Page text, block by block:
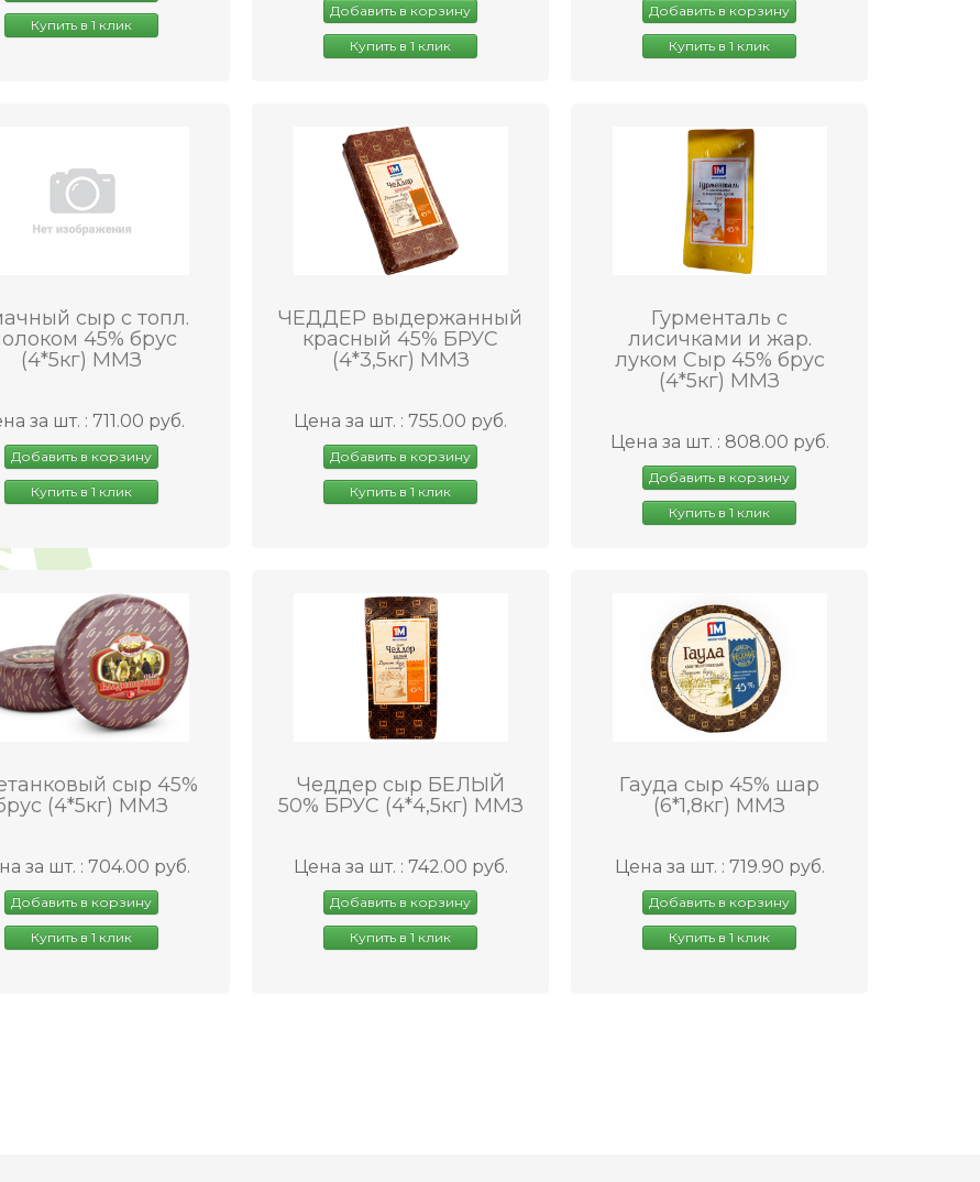
Купить в 1 клик
Добавить в корзину
Купить в 1 клик
Добавить в корзину
Купить в 1 клик
сыр с топл.
45% брус
(4*5кг) ММЗ
за шт. : 711.00 руб.
Добавить в корзину
Купить в 1 клик
ЧЕДДЕР выдержанный
красный 45% БРУС
(4*3,5кг) ММЗ
Цена за шт. : 755.00 руб.
Добавить в корзину
Купить в 1 клик
Гурменталь с
лисичками и жар.
луком Сыр 45% брус
(4*5кг) ММЗ
Цена за шт. : 808.00 руб.
Добавить в корзину
Купить в 1 клик
сыр 45%
(4*5кг) ММЗ
за шт. : 704.00 руб.
Добавить в корзину
Купить в 1 клик
Чеддер сыр БЕЛЫЙ
50% БРУС (4*4,5кг) ММЗ
Цена за шт. : 742.00 руб.
Добавить в корзину
Купить в 1 клик
Гауда сыр 45% шар
(6*1,8кг) ММЗ
Цена за шт. : 719.90 руб.
Добавить в корзину
Купить в 1 клик